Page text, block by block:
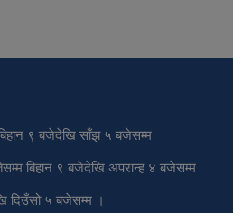
९ बजेदेखि साँझ ५ बजेसम्म
बिहान ९ बजेदेखि अपरान्ह ४ बजेसम्म
दिउँसो ५ बजेसम्म ।